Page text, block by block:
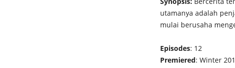
utamanya adalah
mulai berusaha
Episodes: 12
Premiered: Winter